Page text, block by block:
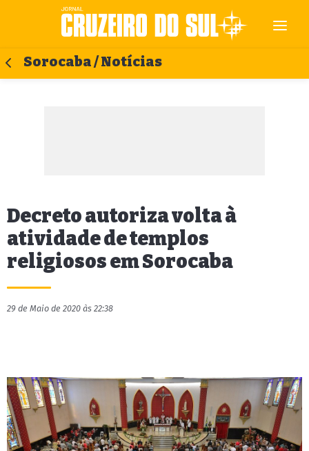
Sorocaba / Notícias
Decreto autoriza volta à
atividade de templos
religiosos em Sorocaba
29 de Maio de 2020 às 22:38